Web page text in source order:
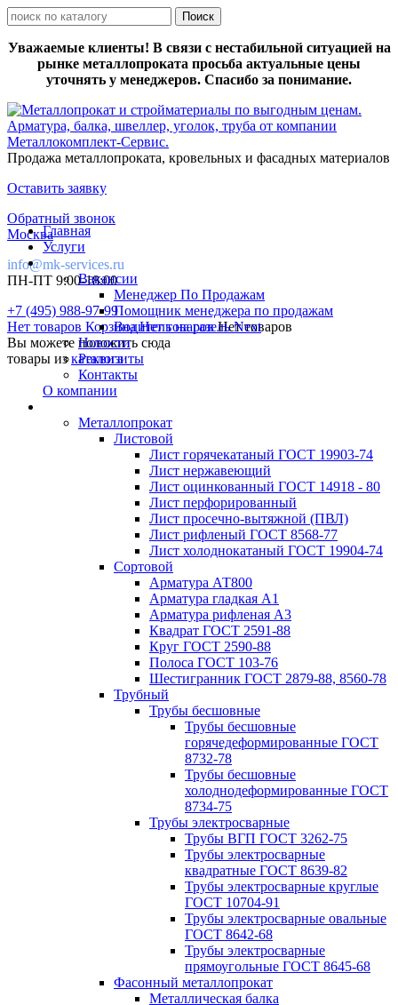
Уважаемые клиенты! В связи с нестабильной ситуацией на
рынке металлопроката просьба актуальные цены
уточнять у менеджеров. Спасибо за понимание.
Продажа металлопроката, кровельных и фасадных материалов
Оставить заявку
Обратный звонок
Москва
info@mk-services.ru
ПН-ПТ 9:00-18:00
+7 (495) 988-97-99
Нет товаров КорзинаНет товаровНет товаров
Вы можете положить сюда
товары изкаталога
Главная
Услуги
Вакансии
Менеджер По Продажам
Помощник менеджера по продажам
Водитель на газель Next
Новости
Реквизиты
Контакты
О компании
Металлопрокат
Листовой
Лист горячекатаный ГОСТ 19903-74
Лист нержавеющий
Лист оцинкованный ГОСТ 14918 - 80
Лист перфорированный
Лист просечно-вытяжной (ПВЛ)
Лист рифленый ГОСТ 8568-77
Лист холоднокатаный ГОСТ 19904-74
Сортовой
Арматура АТ800
Арматура гладкая А1
Арматура рифленая А3
Квадрат ГОСТ 2591-88
Круг ГОСТ 2590-88
Полоса ГОСТ 103-76
Шестигранник ГОСТ 2879-88, 8560-78
Трубный
Трубы бесшовные
Трубы бесшовные
горячедеформированные ГОСТ
8732-78
Трубы бесшовные
холоднодеформированные ГОСТ
8734-75
Трубы электросварные
Трубы ВГП ГОСТ 3262-75
Трубы электросварные
квадратные ГОСТ 8639-82
Трубы электросварные круглые
ГОСТ 10704-91
Трубы электросварные овальные
ГОСТ 8642-68
Трубы электросварные
прямоугольные ГОСТ 8645-68
Фасонный металлопрокат
Металлическая балка